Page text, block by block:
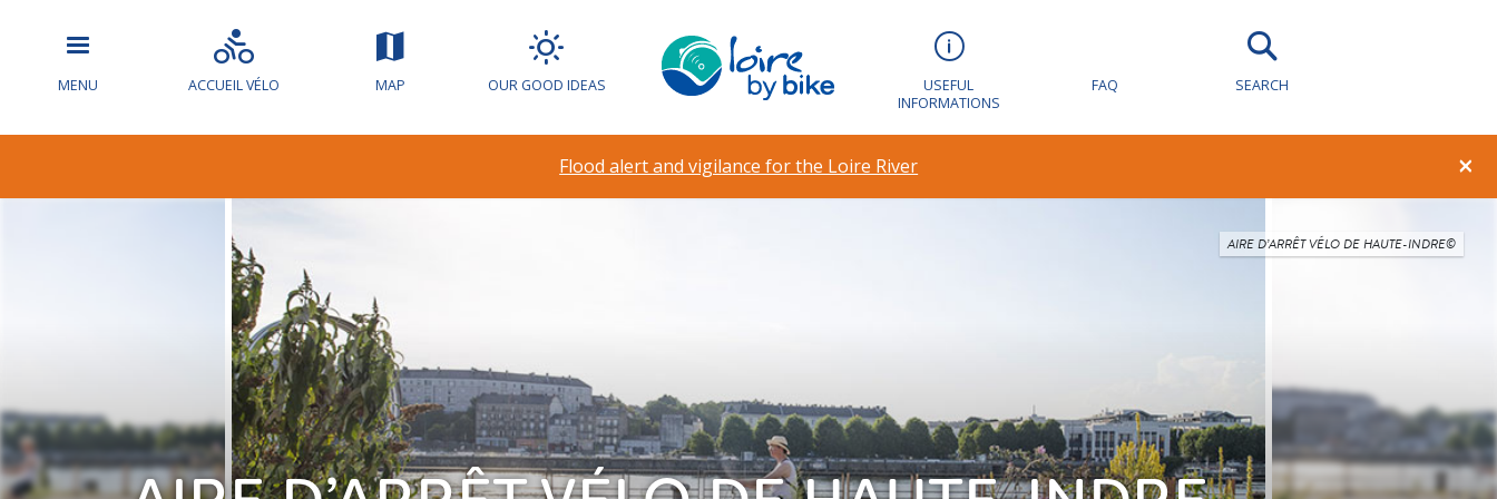
MENU ACCUEIL VÉLO MAP OUR GOOD IDEAS
USEFUL
INFORMATIONS
FAQ SEARCH
×
Flood alert and vigilance for the Loire River
AIRE D’ARRÊT VÉLO DE HAUTE-INDRE©